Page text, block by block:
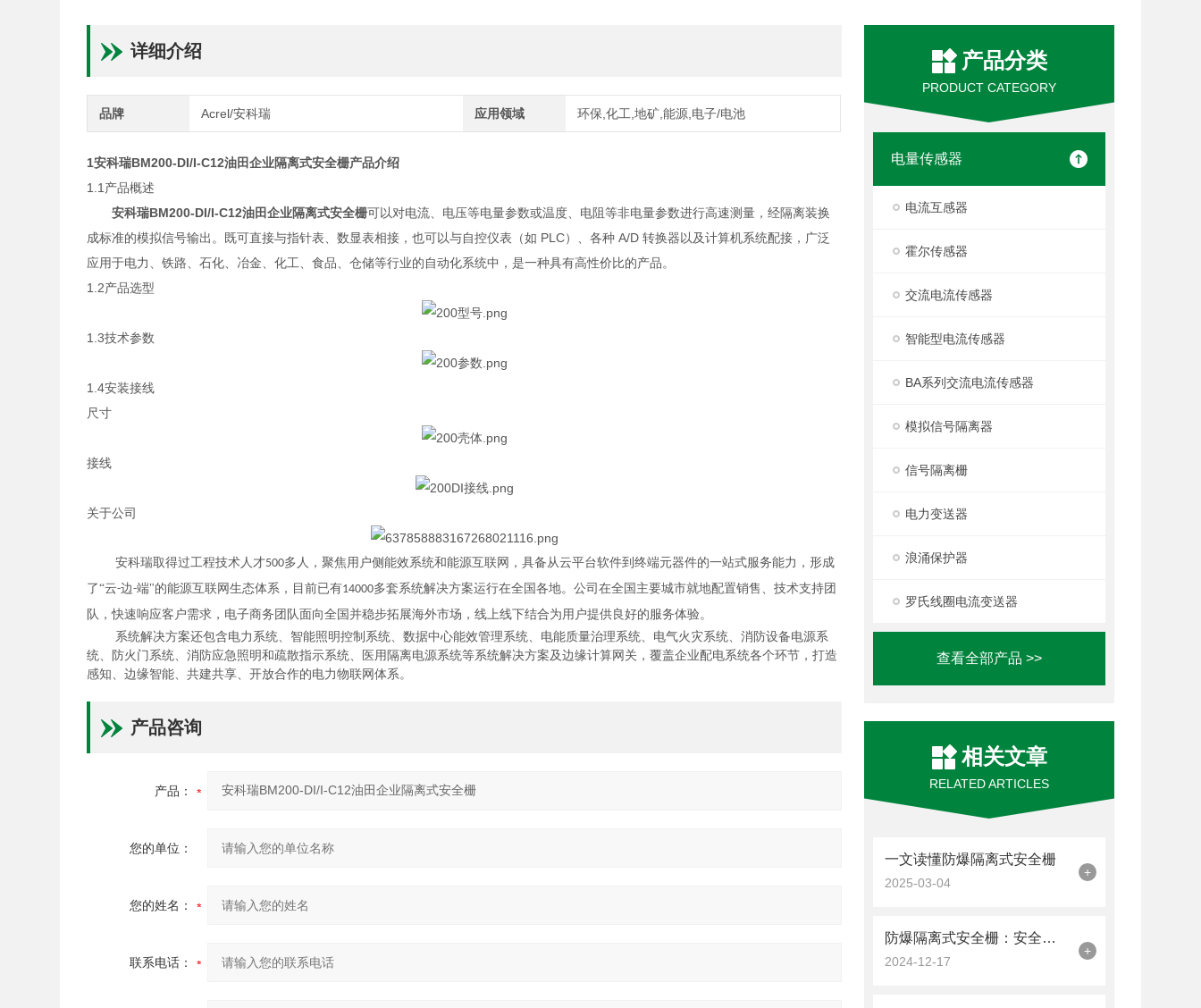
产品分类
PRODUCT CATEGORY
电量传感器
电流互感器
霍尔传感器
交流电流传感器
智能型电流传感器
BA系列交流电流传感器
模拟信号隔离器
信号隔离栅
电力变送器
浪涌保护器
罗氏线圈电流变送器
查看全部产品 >>
相关文章
RELATED ARTICLES
一文读懂防爆隔离式安全栅
2025-03-04
+
防爆隔离式安全栅：安全区与危险区信号传递的守护者
2024-12-17
+
详细介绍
品牌 Acrel/安科瑞 应用领域 环保,化工,地矿,能源,电子/电池
1安科瑞BM200-DI/I-C12油田企业隔离式安全栅产品介绍
1.1产品概述
安科瑞BM200-DI/I-C12油田企业隔离式安全栅可以对电流、电压等电量参数或温度、电阻等非电量参数进行高速测量，经隔离装换
成标准的模拟信号输出。既可直接与指针表、数显表相接，也可以与自控仪表（如 PLC）、各种 A/D 转换器以及计算机系统配接，广泛
应用于电力、铁路、石化、冶金、化工、食品、仓储等行业的自动化系统中，是一种具有高性价比的产品。
1.2产品选型
1.3技术参数
1.4安装接线
尺寸
接线
关于公司
安科瑞取得过工程技术人才500多人，聚焦用户侧能效系统和能源互联网，具备从云平台软件到终端元器件的一站式服务能力，形成
了“云-边-端"的能源互联网生态体系，目前已有14000多套系统解决方案运行在全国各地。公司在全国主要城市就地配置销售、技术支持团
队，快速响应客户需求，电子商务团队面向全国并稳步拓展海外市场，线上线下结合为用户提供良好的服务体验。
系统解决方案还包含电力系统、智能照明控制系统、数据中心能效管理系统、电能质量治理系统、电气火灾系统、消防设备电源系
统、防火门系统、消防应急照明和疏散指示系统、医用隔离电源系统等系统解决方案及边缘计算网关，覆盖企业配电系统各个环节，打造
感知、边缘智能、共建共享、开放合作的电力物联网体系。
产品咨询
产品：
您的单位：
您的姓名：
联系电话：